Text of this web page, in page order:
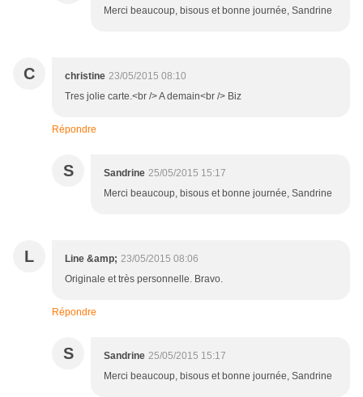
Merci beaucoup, bisous et bonne journée, Sandrine
C christine 23/05/2015 08:10
Tres jolie carte.<br /> A demain<br /> Biz
Répondre
S Sandrine 25/05/2015 15:17
Merci beaucoup, bisous et bonne journée, Sandrine
L Line &amp; 23/05/2015 08:06
Originale et très personnelle. Bravo.
Répondre
S Sandrine 25/05/2015 15:17
Merci beaucoup, bisous et bonne journée, Sandrine